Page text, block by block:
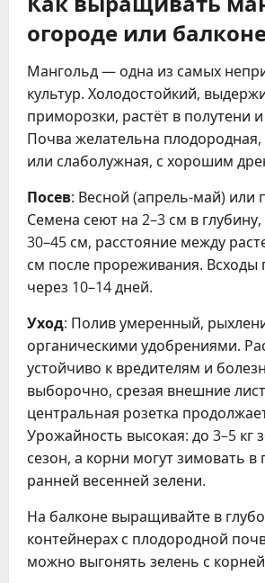
огороде или
Мангольд — одна из самых
культур. Холодостойкий,
приморозки, растёт в полутени
Почва желательна
или слаболужная, с хорошим
Посев: Весной (апрель-май) или
Семена сеют на 2–3 см в
30–45 см, расстояние между
см после прореживания. Всходы
через 10–14 дней.
Уход: Полив умеренный,
органическими удобрениями.
устойчиво к вредителям и
выборочно, срезая внешние
центральная розетка
Урожайность высокая: до 3–5 кг
сезон, а корни могут зимовать в
ранней весенней зелени.
На балконе выращивайте в
контейнерах с плодородной
можно выгонять зелень с